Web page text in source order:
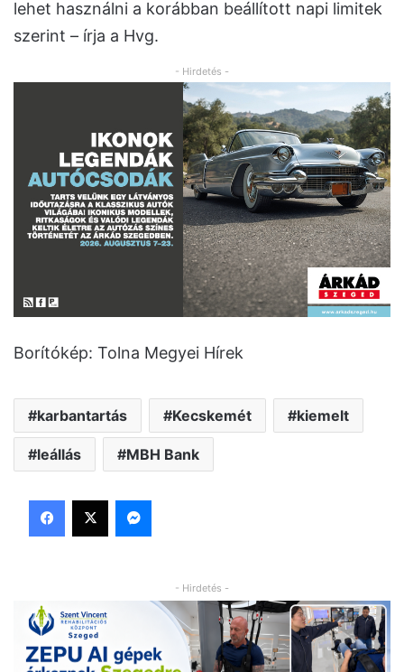
lehet használni a korábban beállított napi limitek
szerint – írja a Hvg.
- Hirdetés -
Borítókép: Tolna Megyei Hírek
karbantartás Kecskemét kiemelt
leállás MBH Bank
Facebook
X Messenger
- Hirdetés -